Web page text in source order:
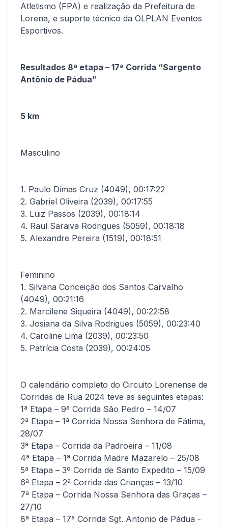
Atletismo (FPA) e realização da Prefeitura de
Lorena, e suporte técnico da OLPLAN Eventos
Esportivos.
Resultados 8ª etapa – 17ª Corrida “Sargento
Antônio de Pádua”
5 km
Masculino
1. Paulo Dimas Cruz (4049), 00:17:22
2. Gabriel Oliveira (2039), 00:17:55
3. Luiz Passos (2039), 00:18:14
4. Raul Saraiva Rodrigues (5059), 00:18:18
5. Alexandre Pereira (1519), 00:18:51
Feminino
1. Silvana Conceição dos Santos Carvalho
(4049), 00:21:16
2. Marcilene Siqueira (4049), 00:22:58
3. Josiana da Silva Rodrigues (5059), 00:23:40
4. Caroline Lima (2039), 00:23:50
5. Patrícia Costa (2039), 00:24:05
O calendário completo do Circuito Lorenense de
Corridas de Rua 2024 teve as seguintes etapas:
1ª Etapa – 9ª Corrida São Pedro – 14/07
2ª Etapa – 1ª Corrida Nossa Senhora de Fátima,
28/07
3ª Etapa – Corrida da Padroeira – 11/08
4ª Etapa – 1ª Corrida Madre Mazarelo – 25/08
5ª Etapa – 3º Corrida de Santo Expedito – 15/09
6ª Etapa – 2ª Corrida das Crianças – 13/10
7ª Etapa – Corrida Nossa Senhora das Graças –
27/10
8ª Etapa – 17ª Corrida Sgt. Antonio de Pádua -